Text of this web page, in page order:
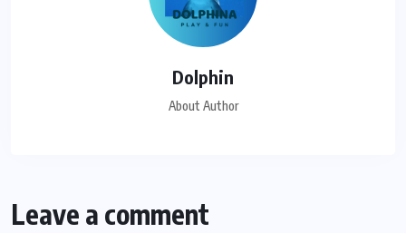
Dolphin
About Author
Leave a comment